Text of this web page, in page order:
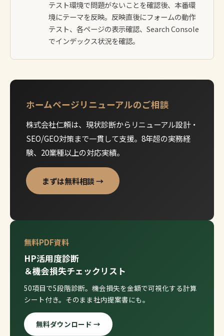
テスト環境で問題がないことを確認後、本番環
境にテーマを反映。反映直後にフォームの動作
テスト、各ページの表示確認、Search Console
でインデックス状況を確認。
ホームページリニューアルのご相談
株式会社仁頼は、現状診断からリニューアル設計・
SEO/GEO対策まで一貫して支援。8年超の実務経
験、20業種以上の対応実績。
まずは無料相談 →
無料PDF資料
HP活用度診断
＆機会損失チェックリスト
50項目で5段階診断。機会損失を金額で可視化する計算
シート付き。そのまま社内提案書にも。
無料ダウンロード →